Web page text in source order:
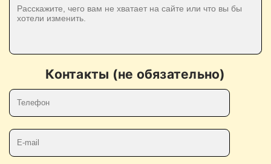
Контакты (не обязательно)